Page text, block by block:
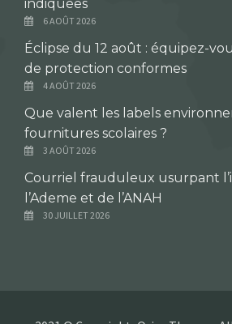
indiquées
6 AOÛT 2026
Éclipse du 12 août : équipez-
de protection conformes
4 AOÛT 2026
Que valent les labels
fournitures scolaires ?
3 AOÛT 2026
Courriel frauduleux usurpant
l’Ademe et de l’ANAH
30 JUILLET 2026